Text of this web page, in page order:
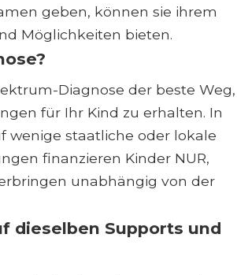
geben, können sie ihrem
Möglichkeiten bieten.
Diagnose der beste Weg,
für Ihr Kind zu erhalten. In
wenige staatliche oder lokale
finanzieren Kinder NUR,
unabhängig von der
dieselben Supports und